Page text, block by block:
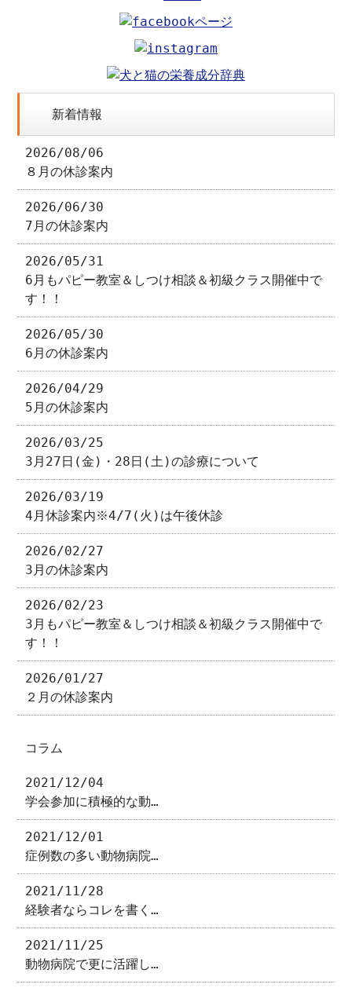
新着情報
2026/08/06
８月の休診案内
2026/06/30
7月の休診案内
2026/05/31
6月もパピー教室＆しつけ相談＆初級クラス開催中で
す！！
2026/05/30
6月の休診案内
2026/04/29
5月の休診案内
2026/03/25
3月27日(金)・28日(土)の診療について
2026/03/19
4月休診案内※4/7(火)は午後休診
2026/02/27
3月の休診案内
2026/02/23
3月もパピー教室＆しつけ相談＆初級クラス開催中で
す！！
2026/01/27
２月の休診案内
コラム
2021/12/04
学会参加に積極的な動…
2021/12/01
症例数の多い動物病院…
2021/11/28
経験者ならコレを書く…
2021/11/25
動物病院で更に活躍し…